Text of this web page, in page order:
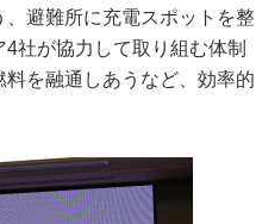
避難所に充電スポットを整
社が協力して取り組む体制
を融通しあうなど、効率的